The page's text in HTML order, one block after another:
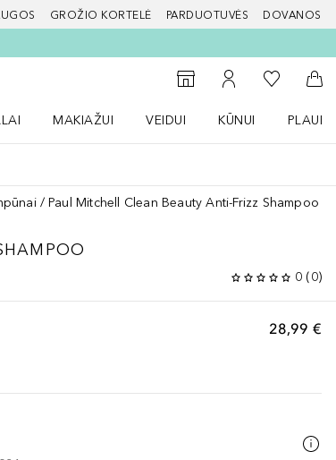
GROŽIO KORTELĖ PARDUOTUVĖS DOVANOS
Į parduotuvių paiešką
Į mano paskyrą
Į mano
Į
MAKIAŽUI
VEIDUI
KŪNUI
Paul Mitchell Clean Beauty Anti-Frizz Shampoo
0 (0)
28,99 €